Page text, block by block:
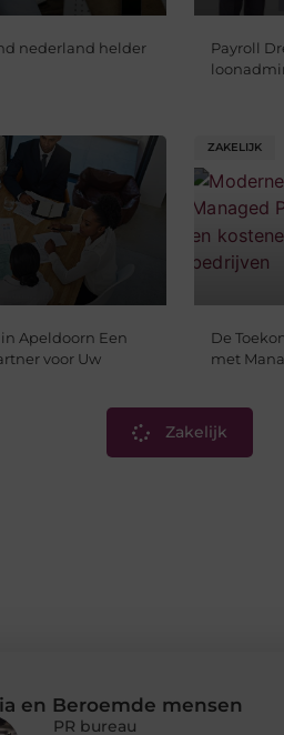
nederland helder
Payroll
Apeldoorn Een
voor Uw
ZAKELIJK
De
met
Zakelijk
en Beroemde mensen
PR bureau